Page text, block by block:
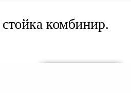
стойка комбинир.